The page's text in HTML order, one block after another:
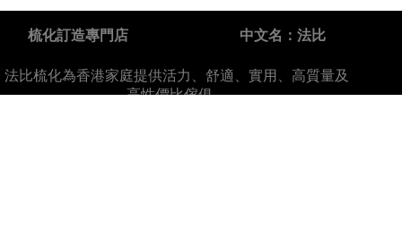
梳化訂造專門店 中文名：法比
法比梳化為香港家庭提供活力、舒適、實用、高質量及
高性價比傢俱。